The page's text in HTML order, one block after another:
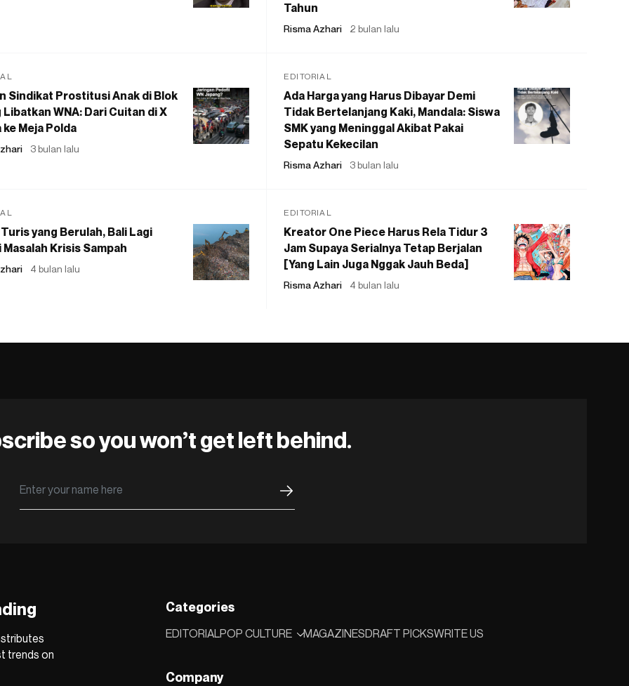
Tahun
Risma Azhari 2 bulan lalu
Sindikat Prostitusi Anak di Blok
Libatkan WNA: Dari Cuitan di X
Meja Polda
3 bulan lalu
EDITORIAL
Ada Harga yang Harus Dibayar Demi
Tidak Bertelanjang Kaki, Mandala: Siswa
SMK yang Meninggal Akibat Pakai
Sepatu Kekecilan
Risma Azhari 3 bulan lalu
yang Berulah, Bali Lagi
Masalah Krisis Sampah
4 bulan lalu
EDITORIAL
Kreator One Piece Harus Rela Tidur 3
Jam Supaya Serialnya Tetap Berjalan
[Yang Lain Juga Nggak Jauh Beda]
Risma Azhari 4 bulan lalu
so you won’t get left behind.
trends on
Categories
EDITORIALPOP CULTURE MAGAZINESDRAFT PICKSWRITE US
Company